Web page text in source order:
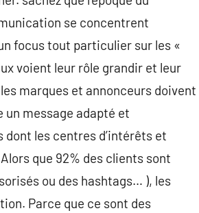
se concentrent
focus tout particulier sur les «
voient leur rôle grandir et leur
marques et annonceurs doivent
message adapté et
les centres d’intérêts et
que 92% des clients sont
ou des hashtags… ), les
Parce que ce sont des